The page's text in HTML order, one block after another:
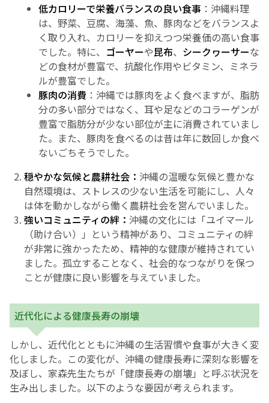
低カロリーで栄養バランスの良い食事 ：沖縄料理
は、野菜、豆腐、海藻、魚、豚肉などをバランスよ
く取り入れ、カロリーを抑えつつ栄養価の高い食事
でした。特に、 ゴーヤーや昆布、 シークヮーサーな
どの食材が豊富で、抗酸化作用やビタミン、ミネラ
ルが豊富でした。
豚肉の消費 ：沖縄では豚肉をよく食べますが、脂肪
分の多い部分ではなく、耳や足などのコラーゲンが
豊富で脂肪分が少ない部位が主に消費されていまし
た。また、豚肉を食べるのは昔は年に数回しか食べ
ないごちそうでした。
穏やかな気候と農耕社会： 沖縄の温暖な気候と豊かな
自然環境は、ストレスの少ない生活を可能にし、人々
は体を動かしながら働く農耕社会を営んでいました。
強いコミュニティの絆： 沖縄の文化には「ユイマール
（助け合い）」という精神があり、コミュニティの絆
が非常に強かったため、精神的な健康が維持されてい
ました。孤立することなく、社会的なつながりを保つ
ことが健康に良い影響を与えていました。
近代化による健康長寿の崩壊
しかし、近代化とともに沖縄の生活習慣や食事が大きく変
化しました。この変化が、沖縄の健康長寿に深刻な影響を
及ぼし、家森先生たちが「健康長寿の崩壊」と呼ぶ状況を
生み出しました。以下のような要因が考えられます。